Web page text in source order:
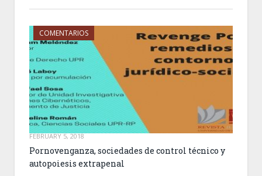
COMENTARIOS
FEBRUARY 5, 2018
Pornovenganza, sociedades de control técnico y
autopoiesis extrapenal